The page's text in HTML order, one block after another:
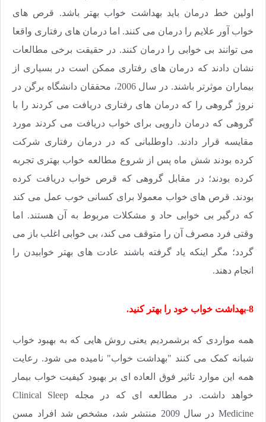
اولین خط درمان باید بهداشت خواب بهتر باشد. قرص های
خواب آور علایم را درمان می کنند. اما درمان های رفتاری واقعا
می توانند بی خوابی را درمان کنند. در حقیقت برخی مطالعات
نشان دادند که درمان های رفتاری ممکن است در بسیاری از
بیماران موثرتر باشند. در سال 2006، محققان دانشگاه برگن در
نروژ گروهی را که درمان های رفتاری دریافت می کردند را با
گروهی که درمان دارویی برای خواب دریافت می کردند مورد
مقایسه قرار دادند. داوطلبانی که در درمان رفتاری شرکت
کرده بودند شش ماه پس از شروع مطالعه خواب بهتری تجربه
کرده بودند؛ در مقابل گروهی که قرص خواب دریافت کرده
بودند. قرص های خواب معمولا برای کسانی خوب عمل می کند
که درگیر بی خوابی حاد و مشکلات مربوط به آن هستند. اما
وقتی فرد مصرف آن را متوقف می کند، بی خوابی اغلب باز می
گردد؛ مگر اینکه یاد گرفته باشند عادت های بهتر خوابیدن را
انجام دهند.
8-بهداشت خواب خود را بهتر کنید.
همه مواردی که برشمردیم یعنی روش هایی که به بهبود خواب
شبانه کمک می کنند "بهداشت خواب" نامیده می شود. رعایت
همه این موارد تاثیر فوق العاده ای بر بهبود کیفیت خواب بیمار
خواهد داشت. در مطالعه ای که در مجله Clinical Sleep
Medicine
در سال 2009 منتشر شد، مشخص شد افراد مسن